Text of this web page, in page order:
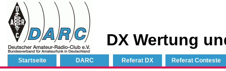
DX Wertung
Startseite DARC Referat DX Referat Conteste